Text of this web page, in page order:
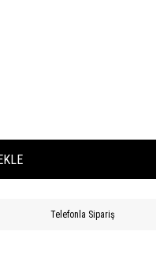
Telefonla Sipariş